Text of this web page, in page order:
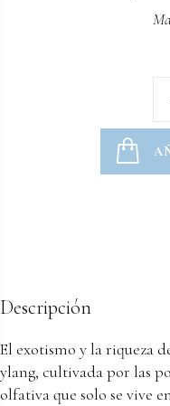
Descripción
El exotismo y la riqueza
ylang, cultivada por las
olfativa que solo se vive